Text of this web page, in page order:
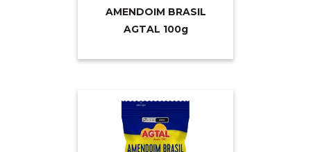
AMENDOIM BRASIL
AGTAL 100g